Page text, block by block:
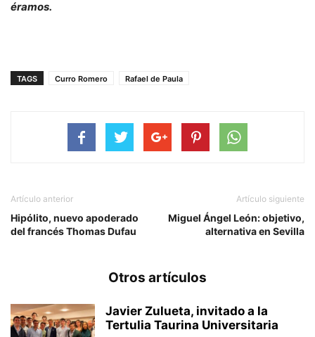
éramos.
TAGS Curro Romero Rafael de Paula
Artículo anterior
Hipólito, nuevo apoderado
del francés Thomas Dufau
Artículo siguiente
Miguel Ángel León: objetivo,
alternativa en Sevilla
Otros artículos
Javier Zulueta, invitado a la
Tertulia Taurina Universitaria